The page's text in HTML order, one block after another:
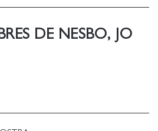
de coche.
arquitecta: han ideado un
DE NESBO, JO